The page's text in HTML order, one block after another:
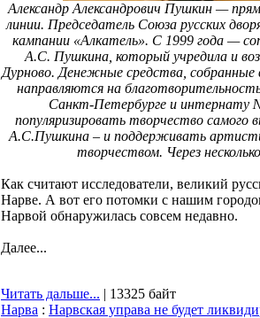
Александр Александрович Пушкин —
линии. Председатель Союза русских
кампании «Алкатель». С 1999 года —
А.С. Пушкина, который учредила и
Дурново. Денежные средства, собранные
направляются на
Санкт-Петербурге и интернату
популяризировать творчество самого
А.С.Пушкина – и поддерживать
творчеством. Через
Как считают исследователи, великий
Нарве. А вот его потомки с нашим
Нарвой обнаружилась совсем недавно.
Далее...
Читать дальше... | 13325 байт
Нарва : Нарвская управа не будет